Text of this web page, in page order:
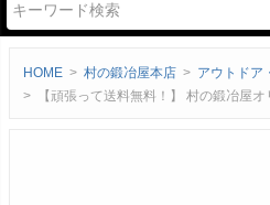
HOME 村の鍛冶屋本店
アウトドア
【頑張って送料無料！】 村の鍛冶屋オリジナルステッカー5枚セット サイズは10×3cm い